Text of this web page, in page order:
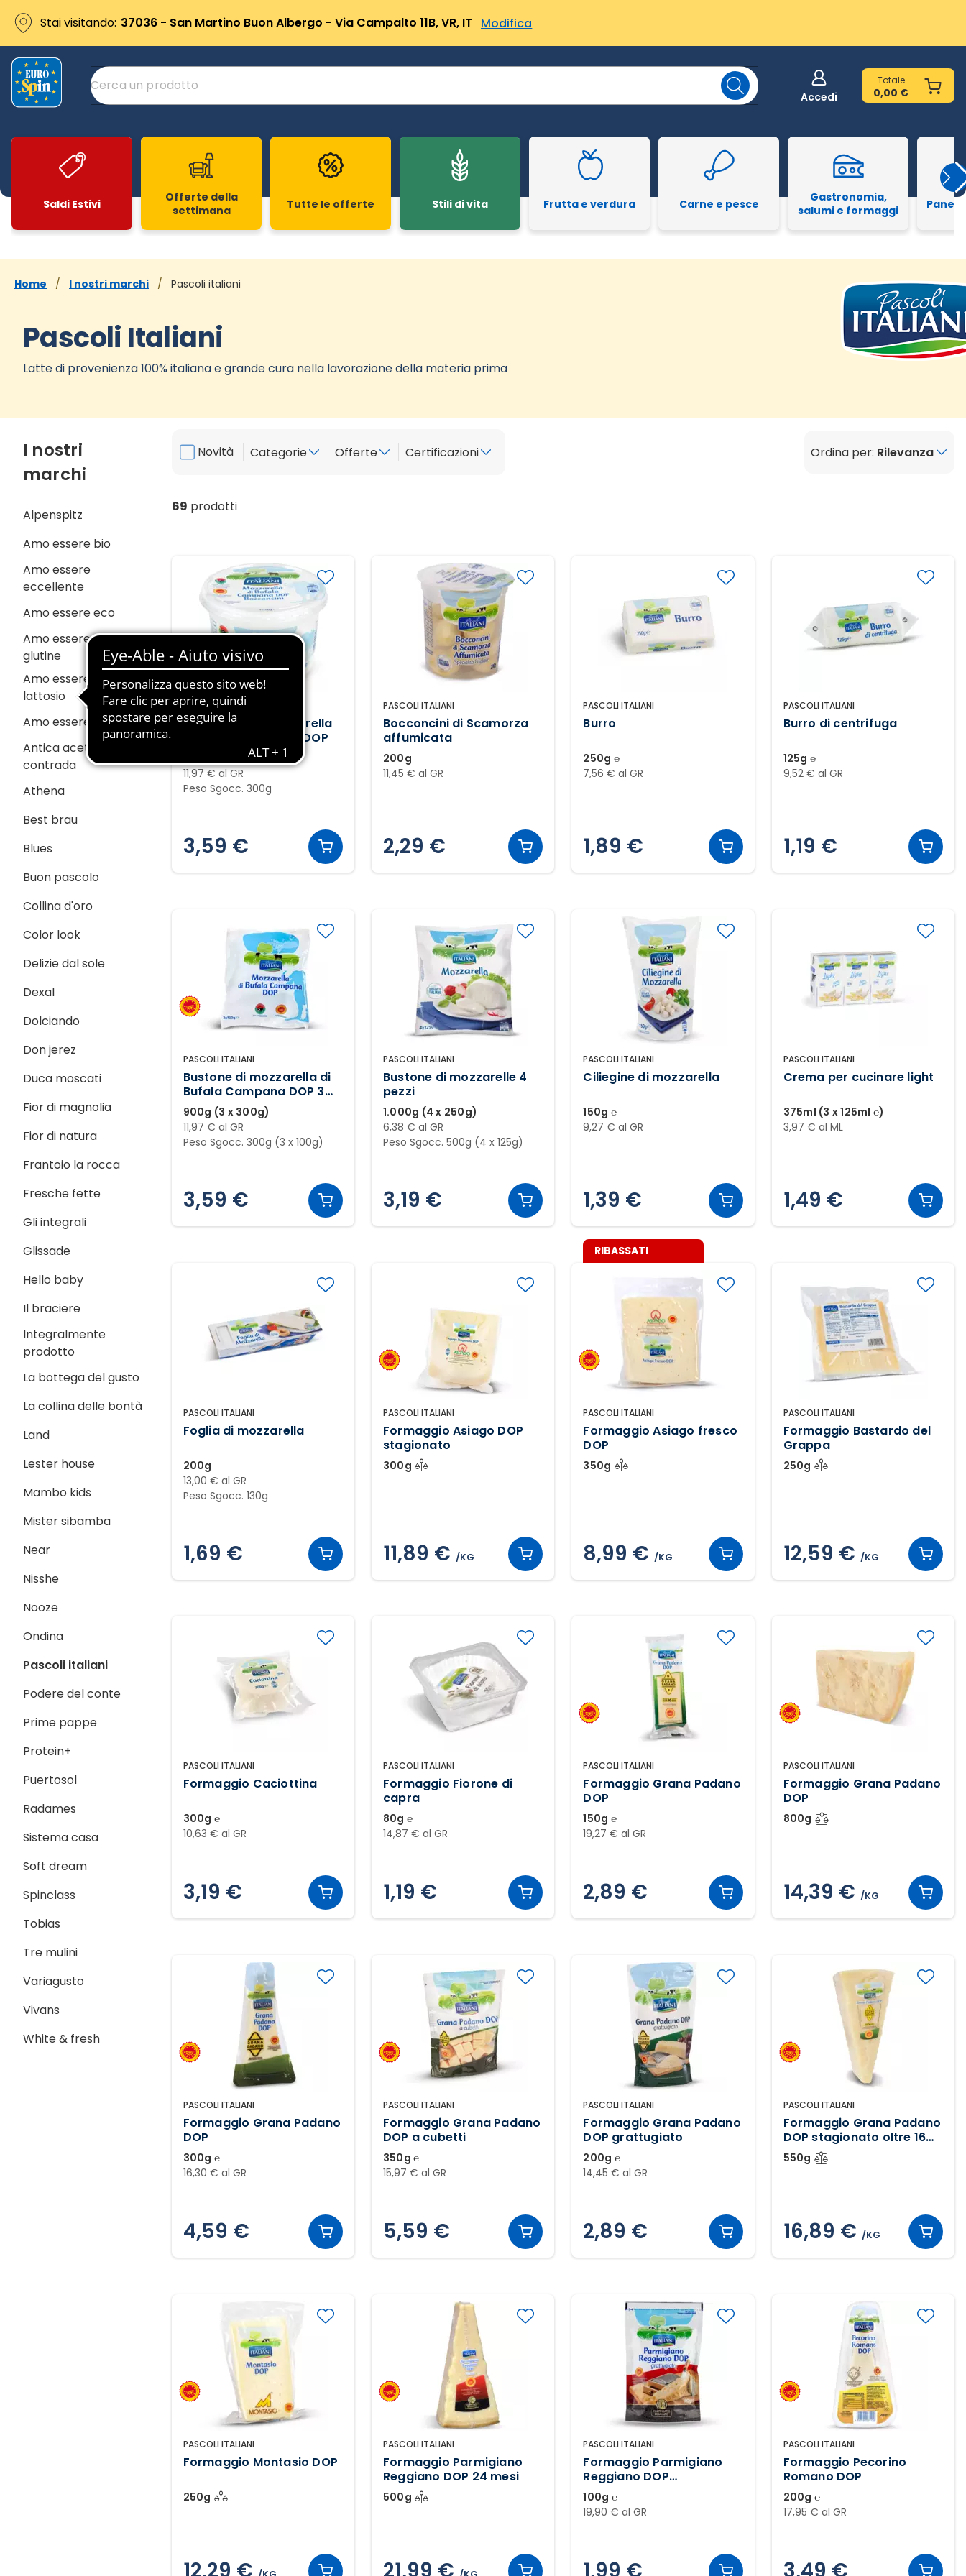
Stai visitando: 37036 - San Martino Buon Albergo - Via Campalto 11B, VR, IT Modifica
Accedi
Totale
0,00 €
Saldi Estivi
Offerte della
settimana
Tutte le offerte Stili di vita Frutta e verdura Carne e pesce
Gastronomia,
salumi e formaggi
Pane
Home / I nostri marchi / Pascoli italiani
Pascoli Italiani
Latte di provenienza 100% italiana e grande cura nella lavorazione della materia prima
I nostri
marchi
Alpenspitz
Amo essere bio
Amo essere
eccellente
Amo essere eco
Amo essere senza
glutine
Amo essere senza
lattosio
Amo essere veg
Antica acetaia della
contrada
Athena
Best brau
Blues
Buon pascolo
Collina d'oro
Color look
Delizie dal sole
Dexal
Dolciando
Don jerez
Duca moscati
Fior di magnolia
Fior di natura
Frantoio la rocca
Fresche fette
Gli integrali
Glissade
Hello baby
Il braciere
Integralmente
prodotto
La bottega del gusto
La collina delle bontà
Land
Lester house
Mambo kids
Mister sibamba
Near
Nisshe
Nooze
Ondina
Pascoli italiani
Podere del conte
Prime pappe
Protein+
Puertosol
Radames
Sistema casa
Soft dream
Spinclass
Tobias
Tre mulini
Variagusto
Vivans
White & fresh
Novità Categorie Offerte Certificazioni Ordina per: Rilevanza
69 prodotti
PASCOLI ITALIANI
Bocconcini di Mozzarella
di Bufala Campana DOP
11,97 € al GR
Peso Sgocc. 300g
3,59 €
PASCOLI ITALIANI
Bocconcini di Scamorza
affumicata
200g
11,45 € al GR
2,29 €
PASCOLI ITALIANI
Burro
250g ℮
7,56 € al GR
1,89 €
PASCOLI ITALIANI
Burro di centrifuga
125g ℮
9,52 € al GR
1,19 €
PASCOLI ITALIANI
Bustone di mozzarella di
Bufala Campana DOP 3
pezzi
900g (3 x 300g)
11,97 € al GR
Peso Sgocc. 300g (3 x 100g)
3,59 €
PASCOLI ITALIANI
Bustone di mozzarelle 4
pezzi
1.000g (4 x 250g)
6,38 € al GR
Peso Sgocc. 500g (4 x 125g)
3,19 €
PASCOLI ITALIANI
Ciliegine di mozzarella
150g ℮
9,27 € al GR
1,39 €
PASCOLI ITALIANI
Crema per cucinare light
375ml (3 x 125ml ℮)
3,97 € al ML
1,49 €
PASCOLI ITALIANI
Foglia di mozzarella
200g
13,00 € al GR
Peso Sgocc. 130g
1,69 €
PASCOLI ITALIANI
Formaggio Asiago DOP
stagionato
300g
11,89 € /KG
PASCOLI ITALIANI
Formaggio Asiago fresco
DOP
350g
RIBASSATI
8,99 €/KG
PASCOLI ITALIANI
Formaggio Bastardo del
Grappa
250g
12,59 € /KG
PASCOLI ITALIANI
Formaggio Caciottina
300g ℮
10,63 € al GR
3,19 €
PASCOLI ITALIANI
Formaggio Fiorone di
capra
80g ℮
14,87 € al GR
1,19 €
PASCOLI ITALIANI
Formaggio Grana Padano
DOP
150g ℮
19,27 € al GR
2,89 €
PASCOLI ITALIANI
Formaggio Grana Padano
DOP
800g
14,39 € /KG
PASCOLI ITALIANI
Formaggio Grana Padano
DOP
300g ℮
16,30 € al GR
4,59 €
PASCOLI ITALIANI
Formaggio Grana Padano
DOP a cubetti
350g ℮
15,97 € al GR
5,59 €
PASCOLI ITALIANI
Formaggio Grana Padano
DOP grattugiato
200g ℮
14,45 € al GR
2,89 €
PASCOLI ITALIANI
Formaggio Grana Padano
DOP stagionato oltre 16
mesi
550g
16,89 € /KG
PASCOLI ITALIANI
Formaggio Montasio DOP
250g
PASCOLI ITALIANI
Formaggio Parmigiano
Reggiano DOP 24 mesi
500g
PASCOLI ITALIANI
Formaggio Parmigiano
Reggiano DOP
grattugiato
100g ℮
19,90 € al GR
PASCOLI ITALIANI
Formaggio Pecorino
Romano DOP
200g ℮
17,95 € al GR